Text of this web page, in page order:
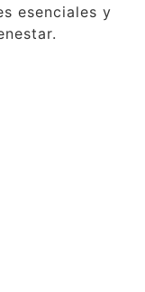
esenciales y